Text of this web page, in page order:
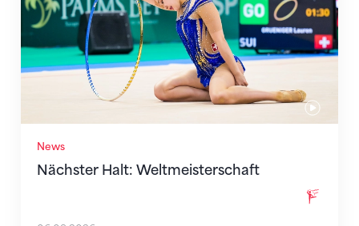
News
Nächster Halt: Weltmeisterschaft